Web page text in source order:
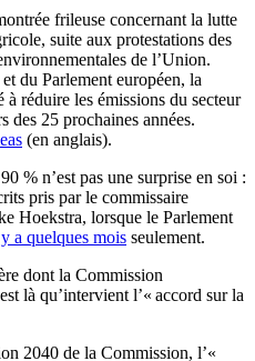
frileuse concernant la lutte
suite aux protestations des
de l’Union.
du Parlement européen, la
réduire les émissions du secteur
des 25 prochaines années.
(en anglais).
% n’est pas une surprise en soi :
pris par le commissaire
Hoekstra, lorsque le Parlement
a quelques mois seulement.
dont la Commission
là qu’intervient l’« accord sur la
2040 de la Commission, l’«